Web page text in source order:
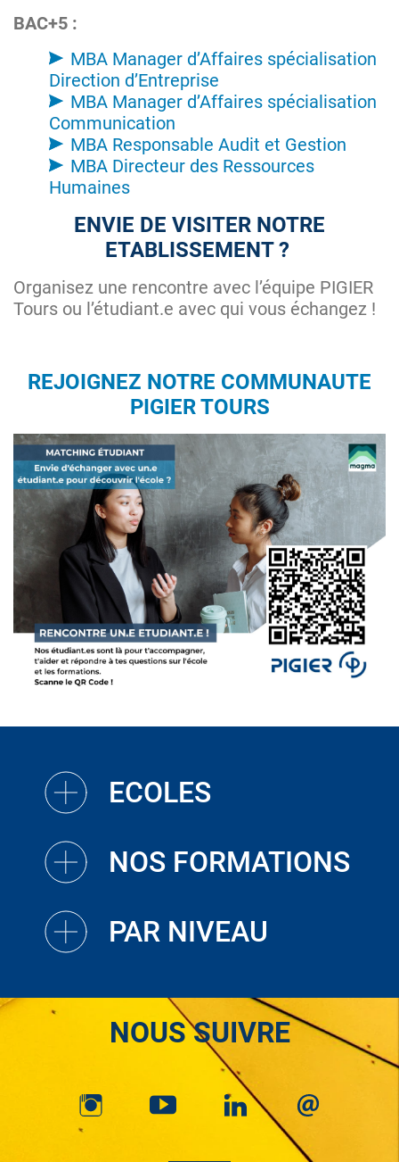
BAC+5 :
MBA Manager d’Affaires spécialisation
Direction d’Entreprise
MBA Manager d’Affaires spécialisation
Communication
MBA Responsable Audit et Gestion
MBA Directeur des Ressources
Humaines
ENVIE DE VISITER NOTRE
ETABLISSEMENT ?
Organisez une rencontre avec l’équipe PIGIER
Tours ou l’étudiant.e avec qui vous échangez !
REJOIGNEZ NOTRE COMMUNAUTE
PIGIER TOURS
ECOLES
NOS FORMATIONS
PAR NIVEAU
NOUS SUIVRE